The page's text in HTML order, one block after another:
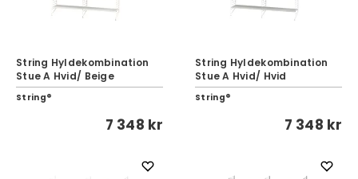
String Hyldekombination
Stue A Hvid/ Beige
String®
7 348 kr
String Hyldekombination
Stue A Hvid/ Hvid
String®
7 348 kr